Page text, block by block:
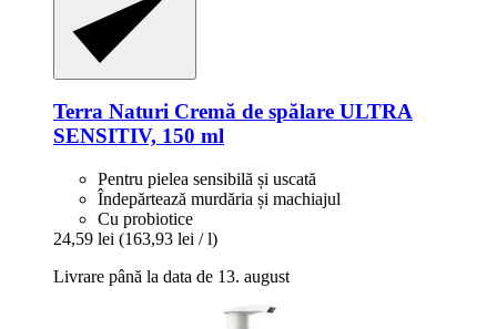
Terra Naturi Cremă de spălare ULTRA
SENSITIV, 150 ml
Pentru pielea sensibilă și uscată
Îndepărtează murdăria și machiajul
Cu probiotice
24,59 lei (163,93 lei / l)
Livrare până la data de 13. august